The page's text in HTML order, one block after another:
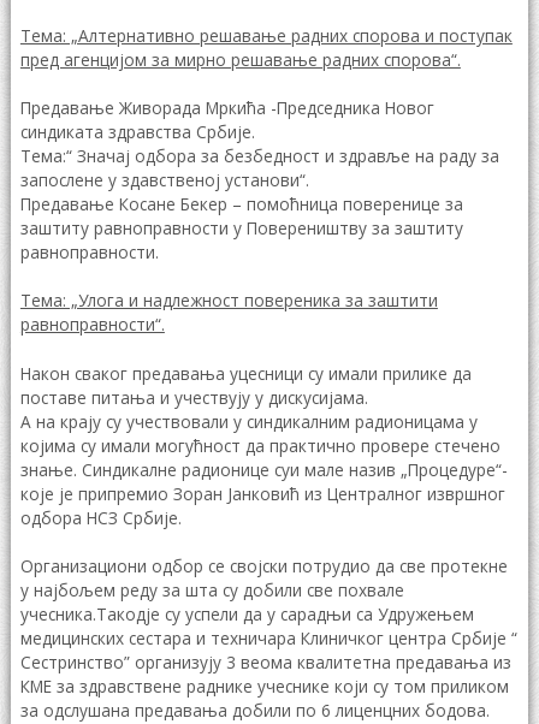
Тема: „Алтернативно решавање радних спорова и поступак
пред агенцијом за мирно решавање радних спорова“.
Предавање Живорада Мркића -Председника Новог
синдиката здравства Србије.
Тема:“ Значај одбора за безбедност и здравље на раду за
запослене у здавственој установи“.
Предавање Косане Бекер – помоћница поверенице за
заштиту равноправности у Повереништву за заштиту
равноправности.
Тема: „Улога и надлежност повереника за заштити
равноправности“.
Након сваког предавања уцесници су имали прилике да
поставе питања и учествују у дискусијама.
А на крају су учествовали у синдикалним радионицама у
којима су имали могућност да практично провере стечено
знање. Синдикалне радионице суи мале назив „Процедуре“-
које је припремио Зоран Јанковић из Централног извршног
одбора НСЗ Србије.
Организациони одбор се својски потрудио да све протекне
у најбољем реду за шта су добили све похвале
учесника.Такодје су успели да у сарадњи са Удружењем
медицинских сестара и техничара Клиничког центра Србије “
Сестринство” организују 3 веома квалитетна предавања из
КМЕ за здравствене раднике учеснике који су том приликом
за одслушана предавања добили по 6 лиценцних бодова.